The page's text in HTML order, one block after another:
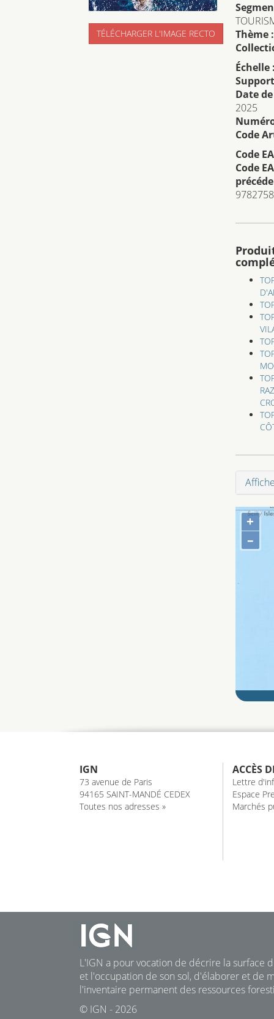
TÉLÉCHARGER L'IMAGE RECTO
Thème :
Échelle
Date
2025
Code
Code
Code
+
–
IGN
73 avenue de Paris
94165 SAINT-MANDÉ CEDEX
Toutes nos adresses »
ACCÈS
Lettre
Espace
Marchés
L'IGN a pour vocation de décrire la surface
et l'occupation de son sol, d'élaborer et de
l'inventaire permanent des ressources
© IGN - 2026